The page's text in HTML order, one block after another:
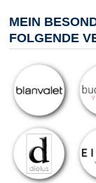
MEIN
FOLGENDE